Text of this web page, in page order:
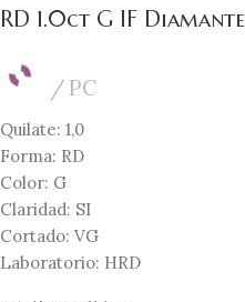
RD 1.0ct G IF Diamante
PC
Quilate: 1,0
Forma: RD
Color: G
Claridad: SI
Cortado: VG
Laboratorio: HRD